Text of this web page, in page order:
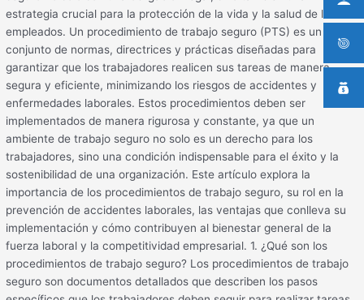
estrategia crucial para la protección de la vida y la salud de los
empleados. Un procedimiento de trabajo seguro (PTS) es un
conjunto de normas, directrices y prácticas diseñadas para
garantizar que los trabajadores realicen sus tareas de manera
segura y eficiente, minimizando los riesgos de accidentes y
enfermedades laborales. Estos procedimientos deben ser
implementados de manera rigurosa y constante, ya que un
ambiente de trabajo seguro no solo es un derecho para los
trabajadores, sino una condición indispensable para el éxito y la
sostenibilidad de una organización. Este artículo explora la
importancia de los procedimientos de trabajo seguro, su rol en la
prevención de accidentes laborales, las ventajas que conlleva su
implementación y cómo contribuyen al bienestar general de la
fuerza laboral y la competitividad empresarial. 1. ¿Qué son los
procedimientos de trabajo seguro? Los procedimientos de trabajo
seguro son documentos detallados que describen los pasos